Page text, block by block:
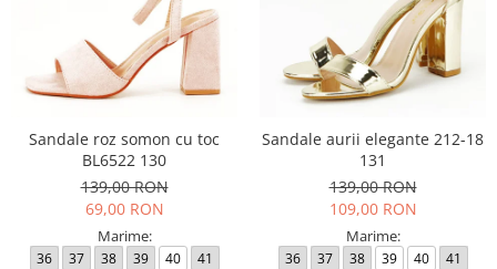
Sandale roz somon cu toc
BL6522 130
139,00 RON
69,00 RON
Marime:
36 37 38 39 40 41
Sandale aurii elegante 212-18
131
139,00 RON
109,00 RON
Marime:
36 37 38 39 40 41